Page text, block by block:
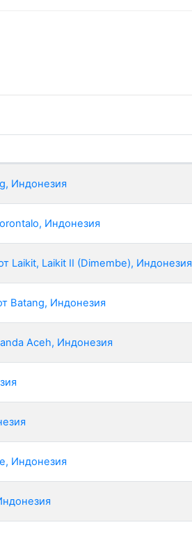
Индонезия
Индонезия
Laikit, Laikit II (Dimembe), Индонезия
Batang, Индонезия
Aceh, Индонезия
Индонезия